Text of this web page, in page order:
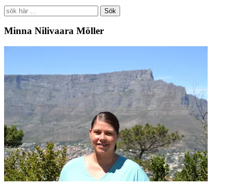
Search
for:
Minna Nilivaara Möller